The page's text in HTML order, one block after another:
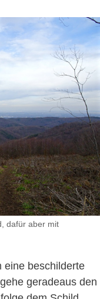
dafür aber mit
eine beschilderte
geradeaus den